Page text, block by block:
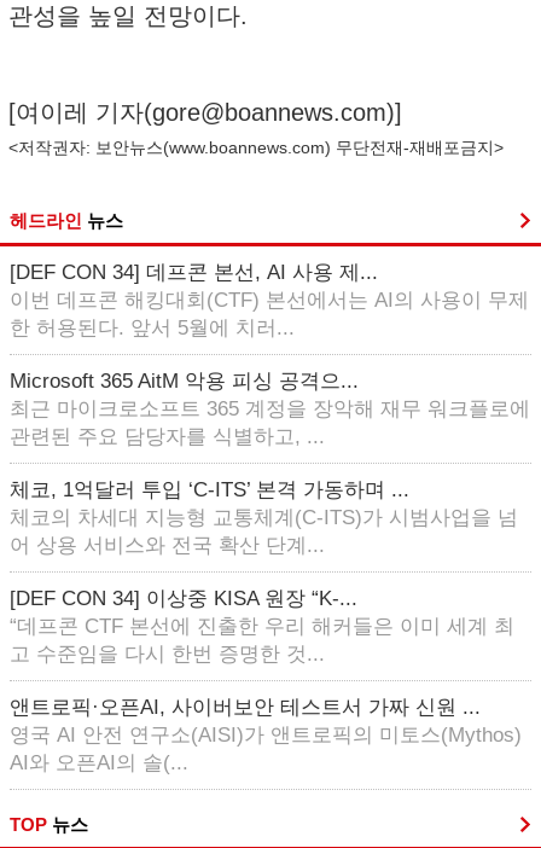
관성을 높일 전망이다.
[여이레 기자(gore@boannews.com)]
<저작권자: 보안뉴스(www.boannews.com) 무단전재-재배포금지>
헤드라인 뉴스
[DEF CON 34] 데프콘 본선, AI 사용 제...
이번 데프콘 해킹대회(CTF) 본선에서는 AI의 사용이 무제
한 허용된다. 앞서 5월에 치러...
Microsoft 365 AitM 악용 피싱 공격으...
최근 마이크로소프트 365 계정을 장악해 재무 워크플로에
관련된 주요 담당자를 식별하고, ...
체코, 1억달러 투입 ‘C-ITS’ 본격 가동하며 ...
체코의 차세대 지능형 교통체계(C-ITS)가 시범사업을 넘
어 상용 서비스와 전국 확산 단계...
[DEF CON 34] 이상중 KISA 원장 “K-...
“데프콘 CTF 본선에 진출한 우리 해커들은 이미 세계 최
고 수준임을 다시 한번 증명한 것...
앤트로픽·오픈AI, 사이버보안 테스트서 가짜 신원 ...
영국 AI 안전 연구소(AISI)가 앤트로픽의 미토스(Mythos)
AI와 오픈AI의 솔(...
TOP 뉴스